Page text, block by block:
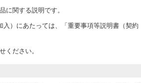
に関する説明です。
）にあたっては、「重要事項等説明書（契約
ください。